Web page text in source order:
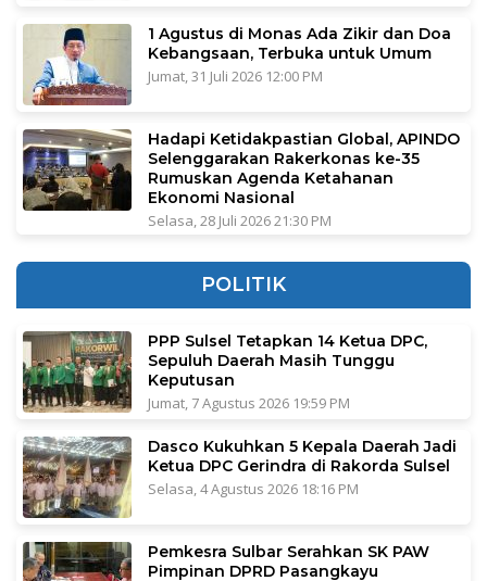
1 Agustus di Monas Ada Zikir dan Doa
Kebangsaan, Terbuka untuk Umum
Jumat, 31 Juli 2026 12:00 PM
Hadapi Ketidakpastian Global, APINDO
Selenggarakan Rakerkonas ke-35
Rumuskan Agenda Ketahanan
Ekonomi Nasional
Selasa, 28 Juli 2026 21:30 PM
POLITIK
PPP Sulsel Tetapkan 14 Ketua DPC,
Sepuluh Daerah Masih Tunggu
Keputusan
Jumat, 7 Agustus 2026 19:59 PM
Dasco Kukuhkan 5 Kepala Daerah Jadi
Ketua DPC Gerindra di Rakorda Sulsel
Selasa, 4 Agustus 2026 18:16 PM
Pemkesra Sulbar Serahkan SK PAW
Pimpinan DPRD Pasangkayu